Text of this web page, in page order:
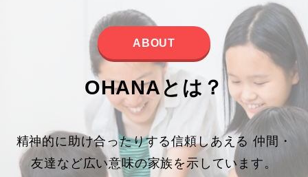
ABOUT
OHANAとは？
精神的に助け合ったりする信頼しあえる 仲間・
友達など広い意味の家族を示しています。